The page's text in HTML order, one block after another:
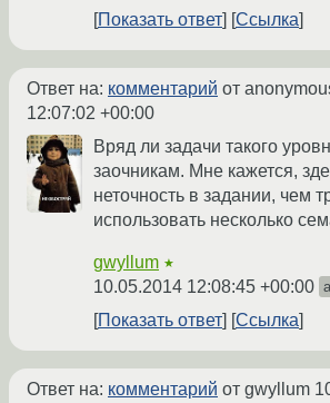
Показать ответ
Ссылка
Ответ на: комментарий от
12:07:02 +00:00
Вряд ли задачи такого
заочникам. Мне кажется,
неточность в задании, чем
использовать несколько
gwyllum ★
10.05.2014 12:08:45 +00:00
Показать ответ Ссылка
Ответ на: комментарий от gwyllum